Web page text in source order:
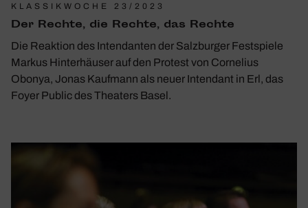
KLASSIKWOCHE 23/2023
Der Rechte, die Rechte, das Rechte
Die Reaktion des Intendanten der Salzburger Festspiele
Markus Hinterhäuser auf den Protest von Cornelius
Obonya, Jonas Kaufmann als neuer Intendant in Erl, das
Foyer Public des Theaters Basel.